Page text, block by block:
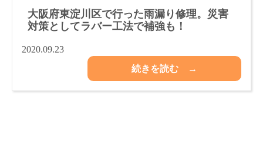
大阪府東淀川区で行った雨漏り修理。災害
対策としてラバー工法で補強も！
2020.09.23
続きを読む →